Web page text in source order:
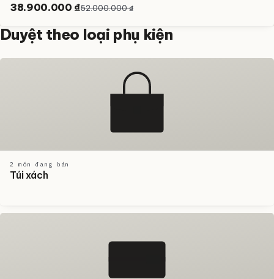
38.900.000 ₫52.000.000 ₫
Duyệt theo loại phụ kiện
2 món đang bán
Túi xách